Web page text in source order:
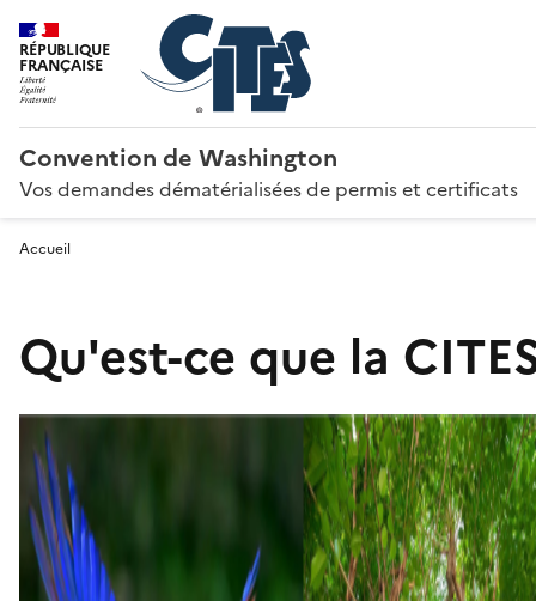
RÉPUBLIQUE
FRANÇAISE
Convention de Washington
Vos demandes dématérialisées de permis et certificats
Accueil
Qu'est-ce que la